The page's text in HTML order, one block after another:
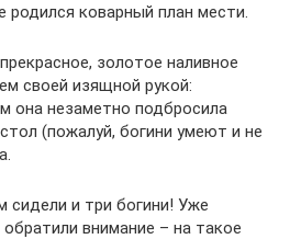
родился коварный план мести.
золотое наливное
своей изящной рукой:
она незаметно подбросила
(пожалуй, богини умеют и не
сидели и три богини! Уже
внимание – на такое